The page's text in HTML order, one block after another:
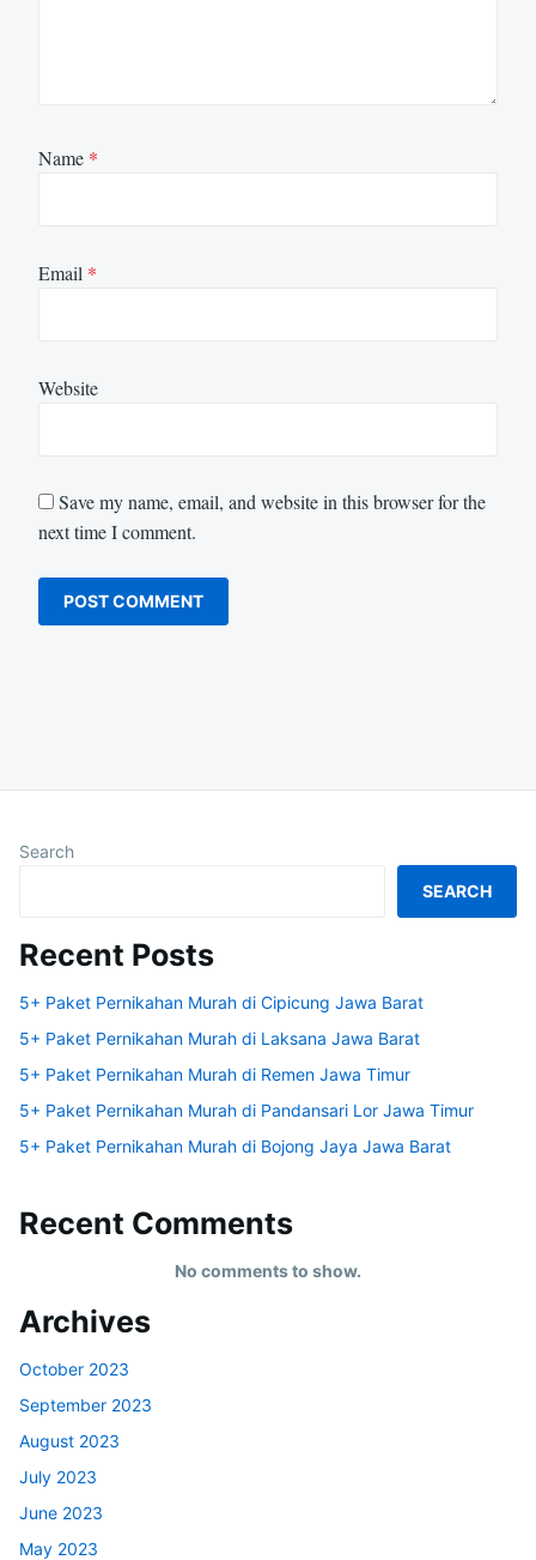
Name *
Email *
Website
Save my name, email, and website in this browser for the
next time I comment.
Search
SEARCH
Recent Posts
5+ Paket Pernikahan Murah di Cipicung Jawa Barat
5+ Paket Pernikahan Murah di Laksana Jawa Barat
5+ Paket Pernikahan Murah di Remen Jawa Timur
5+ Paket Pernikahan Murah di Pandansari Lor Jawa Timur
5+ Paket Pernikahan Murah di Bojong Jaya Jawa Barat
Recent Comments
No comments to show.
Archives
October 2023
September 2023
August 2023
July 2023
June 2023
May 2023